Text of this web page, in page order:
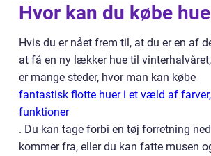
Hvor kan du købe
Hvis du er nået frem til, at du er en af
at få en ny lækker hue til
er mange steder, hvor man kan købe
fantastisk flotte huer i et væld af
funktioner
. Du kan tage forbi en tøj forretning
kommer fra, eller du kan fatte musen